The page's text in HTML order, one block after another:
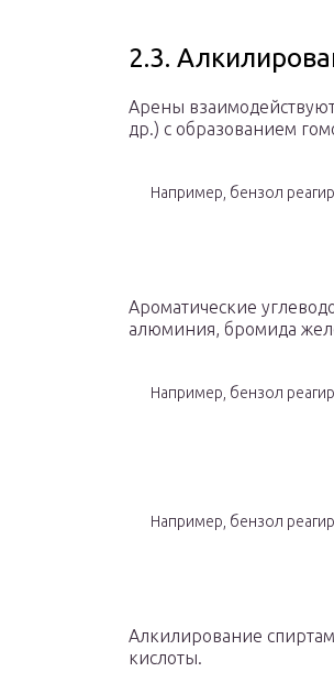
2.3.
Арены
др.) с образованием
Например, бензол
Ароматические
алюминия, бромида
Например, бензол
Например, бензол
Алкилирование
кислоты.